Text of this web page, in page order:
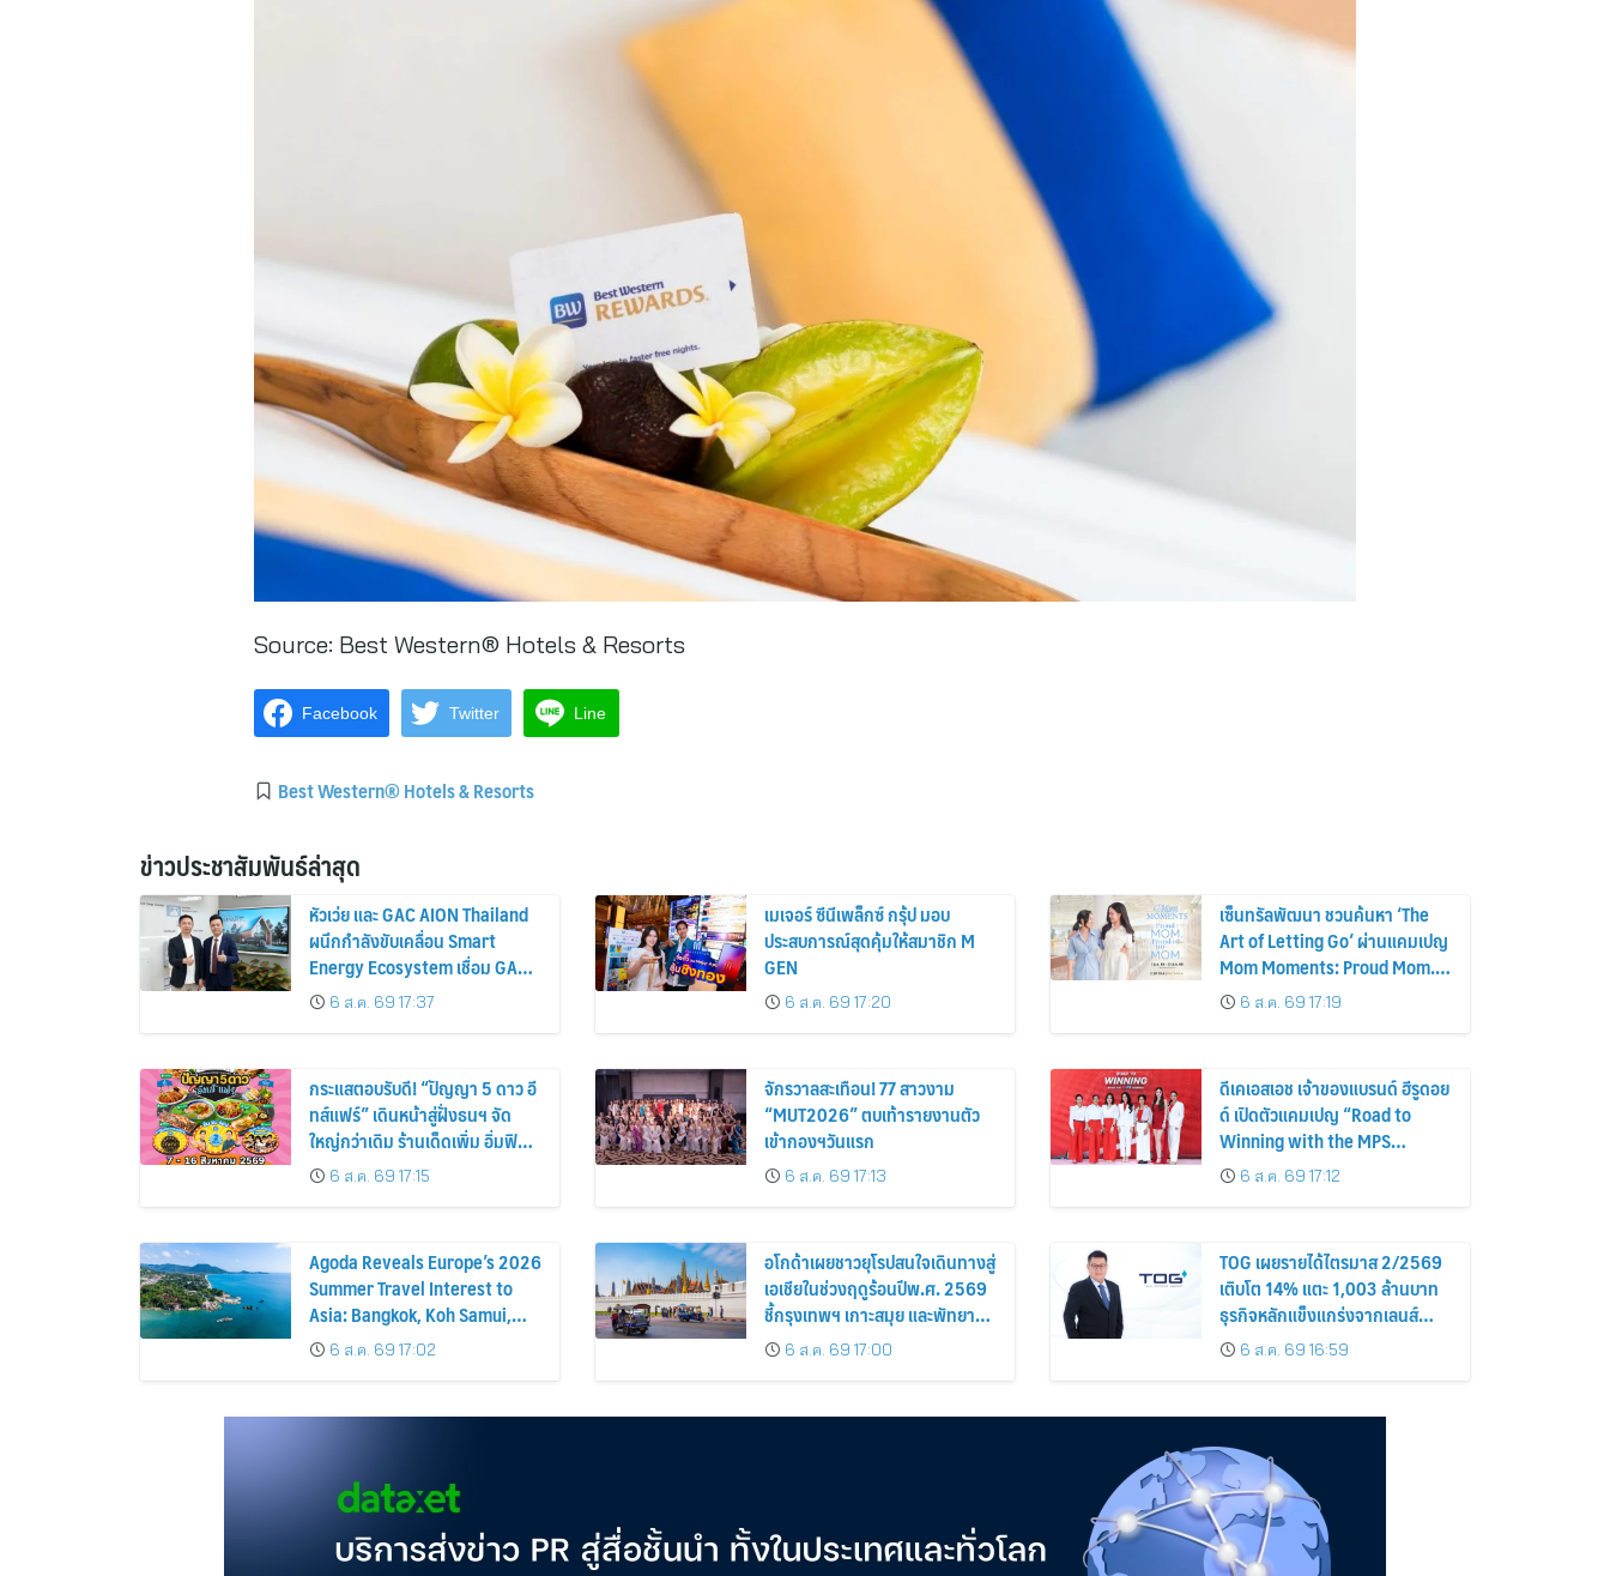
Source: Best Western® Hotels & Resorts
Facebook Twitter Line
Best Western® Hotels & Resorts
ข่าวประชาสัมพันธ์ล่าสุด
หัวเว่ย และ GAC AION Thailand
ผนึกกำลังขับเคลื่อน Smart
Energy Ecosystem เชื่อม GAC
GN8 PHEV รถยนต์ MPV ระดับ
พรีเมียม เข้ากับพลังงานแสง
6 ส.ค. 69 17:37
เมเจอร์ ซีนีเพล็กซ์ กรุ้ป มอบ
ประสบการณ์สุดคุ้มให้สมาชิก M
GEN
6 ส.ค. 69 17:20
เซ็นทรัลพัฒนา ชวนค้นหา ‘The
Art of Letting Go’ ผ่านแคมเปญ
Mom Moments: Proud Mom.
Proud of My Mom.
6 ส.ค. 69 17:19
กระแสตอบรับดี! “ปัญญา 5 ดาว อี
ทส์แฟร์” เดินหน้าสู่ฝั่งธนฯ จัด
ใหญ่กว่าเดิม ร้านเด็ดเพิ่ม อิ่มฟิน
10 วันเต็ม!
6 ส.ค. 69 17:15
จักรวาลสะเทือน! 77 สาวงาม
“MUT2026” ตบเท้ารายงานตัว
เข้ากองฯวันแรก
6 ส.ค. 69 17:13
ดีเคเอสเอช เจ้าของแบรนด์ ฮีรูดอย
ด์ เปิดตัวแคมเปญ “Road to
Winning with the MPS
Science”
6 ส.ค. 69 17:12
Agoda Reveals Europe’s 2026
Summer Travel Interest to
Asia: Bangkok, Koh Samui,
and Pattaya Among the Top
Cities
6 ส.ค. 69 17:02
อโกด้าเผยชาวยุโรปสนใจเดินทางสู่
เอเชียในช่วงฤดูร้อนปีพ.ศ. 2569
ชี้กรุงเทพฯ เกาะสมุย และพัทยา
ติดอันดับเมืองยอดนิยม
6 ส.ค. 69 17:00
TOG เผยรายได้ไตรมาส 2/2569
เติบโต 14% แตะ 1,003 ล้านบาท
ธุรกิจหลักแข็งแกร่งจากเลนส์
มูลค่าเพิ่ม และการขยายตลาดต่าง
ประเทศ พร้อมเดินหน้าลงทุนเพื่อ
6 ส.ค. 69 16:59